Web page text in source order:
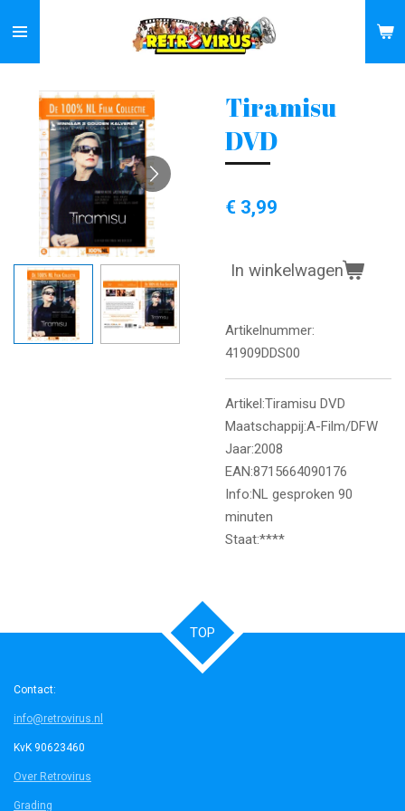
direct
naar
hoofdinhoud
Tiramisu
DVD
€ 3,99
In winkelwagen
Artikelnummer:
41909DDS00
Artikel:Tiramisu DVD
Maatschappij:A-Film/DFW
Jaar:2008
EAN:8715664090176
Info:NL gesproken 90
minuten
Staat:****
TOP
Contact:
info@retrovirus.nl
KvK 90623460
Over Retrovirus
Grading